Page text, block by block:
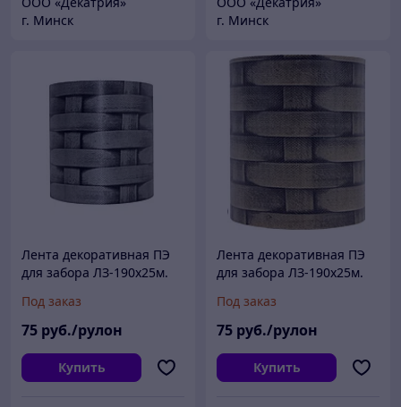
г. Минск
г. Минск
Лента декоративная ПЭ
для забора ЛЗ-190x25м.
Под заказ
75 руб./рулон
Купить
Лента декоративная ПЭ
для забора ЛЗ-190x25м.
Под заказ
75 руб./рулон
Купить